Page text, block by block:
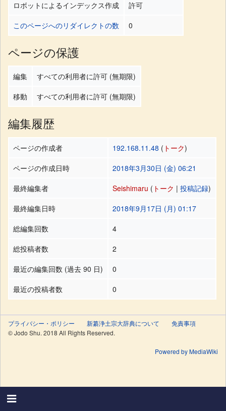
ロボットによるインデックス作成
許可
このページへのリダイレクトの数
0
ページの保護
編集
すべての利用者に許可 (無期限)
移動
すべての利用者に許可 (無期限)
編集履歴
ページの作成者 192.168.11.48 ( トーク)
ページの作成日時
2018年3月30日 (金) 06:21
最終編集者
Seishimaru ( トーク |投稿記録)
最終編集日時
2018年9月17日 (月) 01:17
総編集回数
4
総投稿者数
2
最近の編集回数 (過去 90 日)
0
最近の投稿者数
0
プライバシー・ポリシー 新纂浄土宗大辞典について
免責事項
© Jodo Shu. 2018 All Rights Reserved.
Powered by MediaWiki